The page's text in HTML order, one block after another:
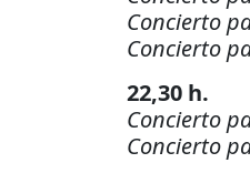
Concierto
Concierto
22,30 h.
Concierto
Concierto